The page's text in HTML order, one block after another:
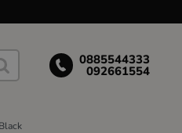
0885544333
092661554